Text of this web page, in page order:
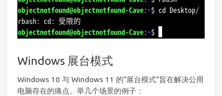
Windows 展台模式
Windows 10 与 Windows 11 的“展台模式”旨在解决公用
电脑存在的痛点。举几个场景的例子：